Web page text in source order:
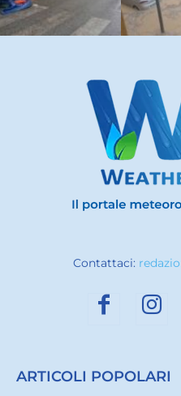
Contattaci:
ARTICOLI POPOLARI